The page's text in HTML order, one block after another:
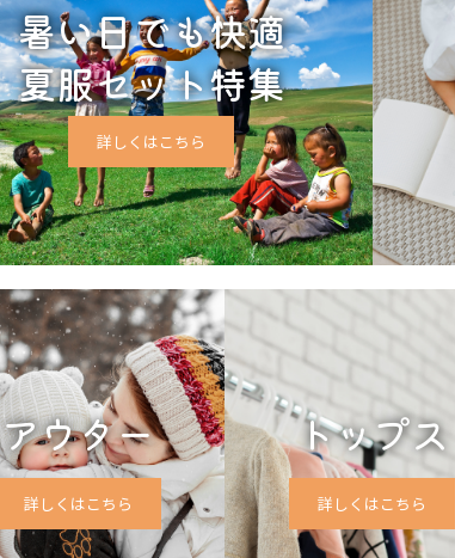
暑い日でも快適
夏服セット特集
詳しくはこちら
アウター
詳しくはこちら
トップス
詳しくはこちら